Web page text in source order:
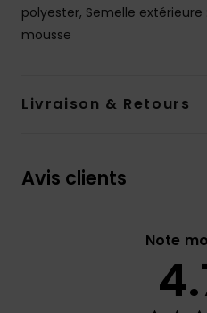
polyester, Semelle extérieure
mousse
Livraison & Retours
Avis clients
Note